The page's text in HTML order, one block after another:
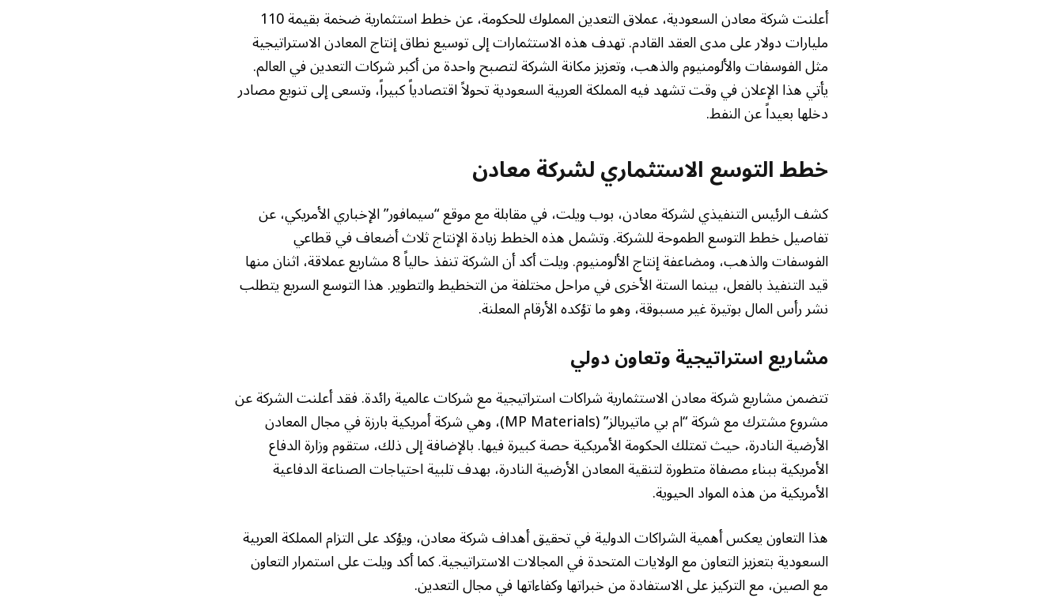
أعلنت شركة معادن السعودية، عملاق التعدين المملوك للحكومة، عن خطط استثمارية ضخمة بقيمة 110
مليارات دولار على مدى العقد القادم. تهدف هذه الاستثمارات إلى توسيع نطاق إنتاج المعادن الاستراتيجية
مثل الفوسفات والألومنيوم والذهب، وتعزيز مكانة الشركة لتصبح واحدة من أكبر شركات التعدين في العالم.
يأتي هذا الإعلان في وقت تشهد فيه المملكة العربية السعودية تحولاً اقتصادياً كبيراً، وتسعى إلى تنويع مصادر
دخلها بعيداً عن النفط.
خطط التوسع الاستثماري لشركة معادن
كشف الرئيس التنفيذي لشركة معادن، بوب ويلت، في مقابلة مع موقع “سيمافور” الإخباري الأمريكي، عن
تفاصيل خطط التوسع الطموحة للشركة. وتشمل هذه الخطط زيادة الإنتاج ثلاث أضعاف في قطاعي
الفوسفات والذهب، ومضاعفة إنتاج الألومنيوم. ويلت أكد أن الشركة تنفذ حالياً 8 مشاريع عملاقة، اثنان منها
قيد التنفيذ بالفعل، بينما الستة الأخرى في مراحل مختلفة من التخطيط والتطوير. هذا التوسع السريع يتطلب
نشر رأس المال بوتيرة غير مسبوقة، وهو ما تؤكده الأرقام المعلنة.
مشاريع استراتيجية وتعاون دولي
تتضمن مشاريع شركة معادن الاستثمارية شراكات استراتيجية مع شركات عالمية رائدة. فقد أعلنت الشركة عن
مشروع مشترك مع شركة “ام بي ماتيريالز” (MP Materials)، وهي شركة أمريكية بارزة في مجال المعادن
الأرضية النادرة، حيث تمتلك الحكومة الأمريكية حصة كبيرة فيها. بالإضافة إلى ذلك، ستقوم وزارة الدفاع
الأمريكية ببناء مصفاة متطورة لتنقية المعادن الأرضية النادرة، بهدف تلبية احتياجات الصناعة الدفاعية
الأمريكية من هذه المواد الحيوية.
هذا التعاون يعكس أهمية الشراكات الدولية في تحقيق أهداف شركة معادن، ويؤكد على التزام المملكة العربية
السعودية بتعزيز التعاون مع الولايات المتحدة في المجالات الاستراتيجية. كما أكد ويلت على استمرار التعاون
مع الصين، مع التركيز على الاستفادة من خبراتها وكفاءاتها في مجال التعدين.